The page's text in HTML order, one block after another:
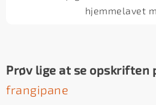
hjemmelavet
Prøv lige at se opskriften
frangipane